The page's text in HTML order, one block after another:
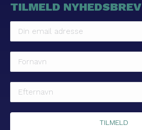
TILMELD NYHEDSBREV